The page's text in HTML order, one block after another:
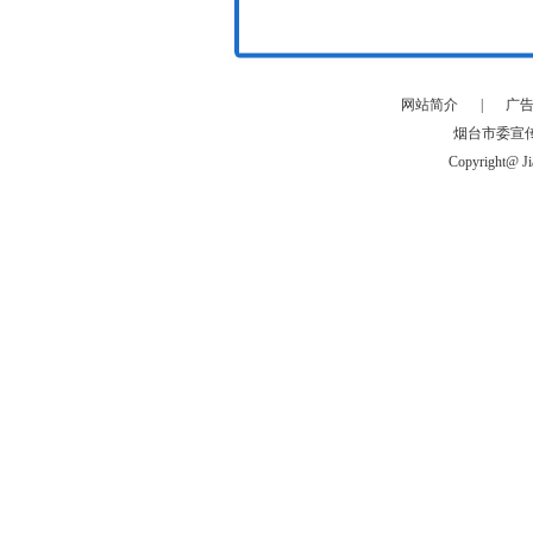
网站简介
广
烟台市委宣
Copyright@